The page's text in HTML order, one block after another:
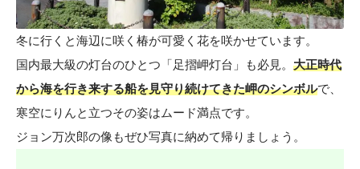
冬に行くと海辺に咲く椿が可愛く花を咲かせています。
国内最大級の灯台のひとつ「足摺岬灯台」も必見。 大正時代
から海を行き来する船を見守り続けてきた岬のシンボルで、
寒空にりんと立つその姿はムード満点です。
ジョン万次郎の像もぜひ写真に納めて帰りましょう。